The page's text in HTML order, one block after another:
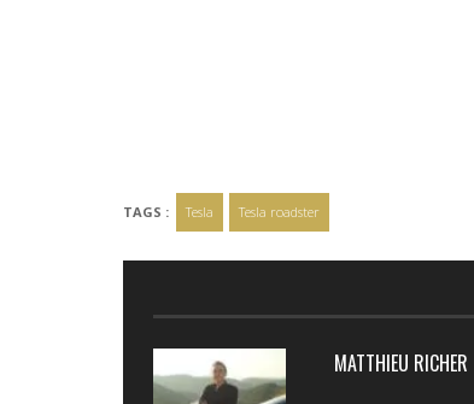
TAGS : Tesla Tesla roadster
MATTHIEU RICHER